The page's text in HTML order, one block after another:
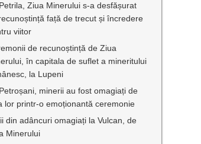
Ziua Minerului s-a desfășurat
față de trecut și încredere
viitor
de recunoștință de Ziua
în capitala de suflet a mineritului
la Lupeni
minerii au fost omagiați de
lor printr-o emoționantă ceremonie
din adâncuri omagiați la Vulcan, de
Minerului